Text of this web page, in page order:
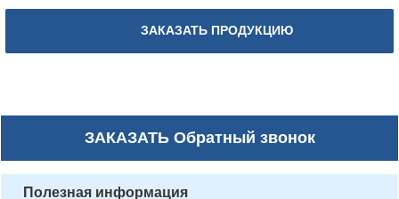
ЗАКАЗАТЬ ПРОДУКЦИЮ
ЗАКАЗАТЬОбратный звонок
Полезная информация